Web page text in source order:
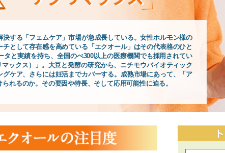
する「フェムケア」市場が急成長している。女性ホルモン様の
として存在感を高めている「エクオール」はその代表格のひと
と実績を持ち、全国のべ300以上の医療機関でも採用されてい
ックス）」。大豆と発酵の研究から、ニチモウバイオティック
ケア、さらには妊活までカバーする。成熟市場にあって、「ア
れるのか。その要因や特長、そして応用可能性に迫る。